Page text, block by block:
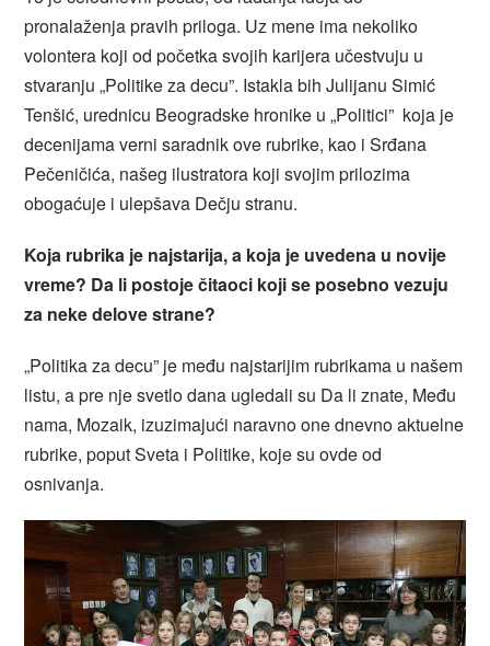
pronalaženja pravih priloga. Uz mene ima nekoliko
volontera koji od početka svojih karijera učestvuju u
stvaranju „Politike za decu”. Istakla bih Julijanu Simić
Tenšić, urednicu Beogradske hronike u „Politici” koja je
decenijama verni saradnik ove rubrike, kao i Srđana
Pečeničića, našeg ilustratora koji svojim prilozima
obogaćuje i ulepšava Dečju stranu.
Koja rubrika je najstarija, a koja je uvedena u novije
vreme? Da li postoje čitaoci koji se posebno vezuju
za neke delove strane?
„Politika za decu” je među najstarijim rubrikama u našem
listu, a pre nje svetlo dana ugledali su Da li znate, Među
nama, Mozaik, izuzimajući naravno one dnevno aktuelne
rubrike, poput Sveta i Politike, koje su ovde od
osnivanja.